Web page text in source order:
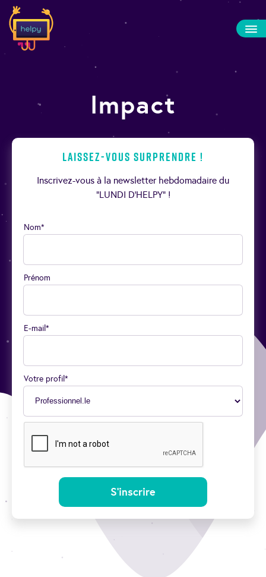
Impact
Laissez-vous surprendre !
Inscrivez-vous à la newsletter hebdomadaire du
“LUNDI D’HELPY” !
Nom*
Prénom
E-mail*
Votre profil*